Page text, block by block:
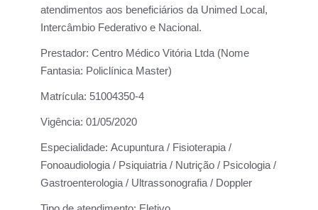
atendimentos aos beneficiários da Unimed Local,
Intercâmbio Federativo e Nacional.
Prestador: Centro Médico Vitória Ltda (Nome
Fantasia: Policlínica Master)
Matrícula: 51004350-4
Vigência: 01/05/2020
Especialidade: Acupuntura / Fisioterapia /
Fonoaudiologia / Psiquiatria / Nutrição / Psicologia /
Gastroenterologia / Ultrassonografia / Doppler